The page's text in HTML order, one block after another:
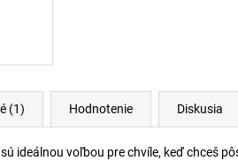
(1) Hodnotenie Diskusia
ideálnou voľbou pre chvíle, keď chceš